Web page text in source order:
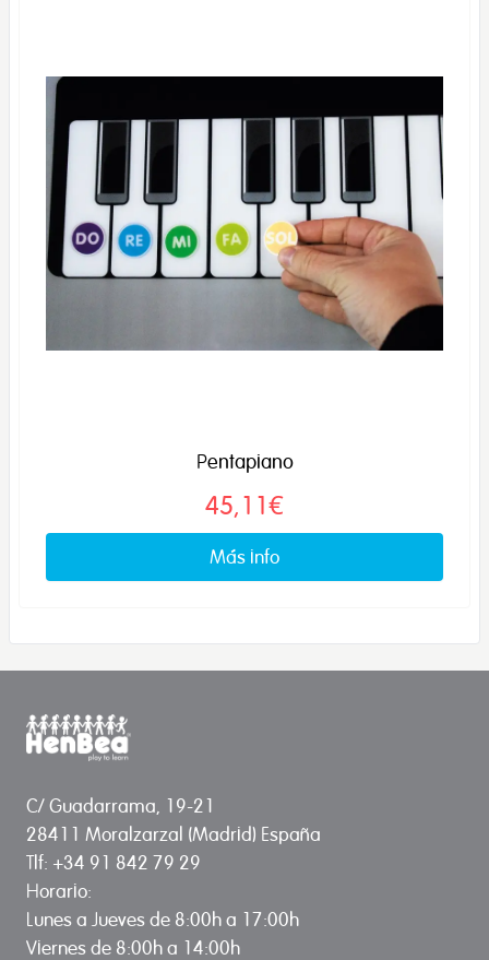
Pentapiano
45,11€
Más info
C/ Guadarrama, 19-21
28411 Moralzarzal (Madrid) España
Tlf: +34 91 842 79 29
Horario:
Lunes a Jueves de 8:00h a 17:00h
Viernes de 8:00h a 14:00h